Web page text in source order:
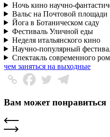
Ночь кино научно-
Вальс на Почтовой площади
Йога в Ботаническом саду
Фестиваль Уличной еды
Неделя итальянского кино
Научно-популярный
Спектакль современного
чем заняться на выходные
Вам может понравиться